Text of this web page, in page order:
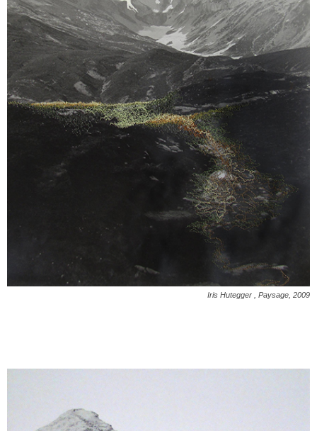
Iris Hutegger , Paysage, 2009